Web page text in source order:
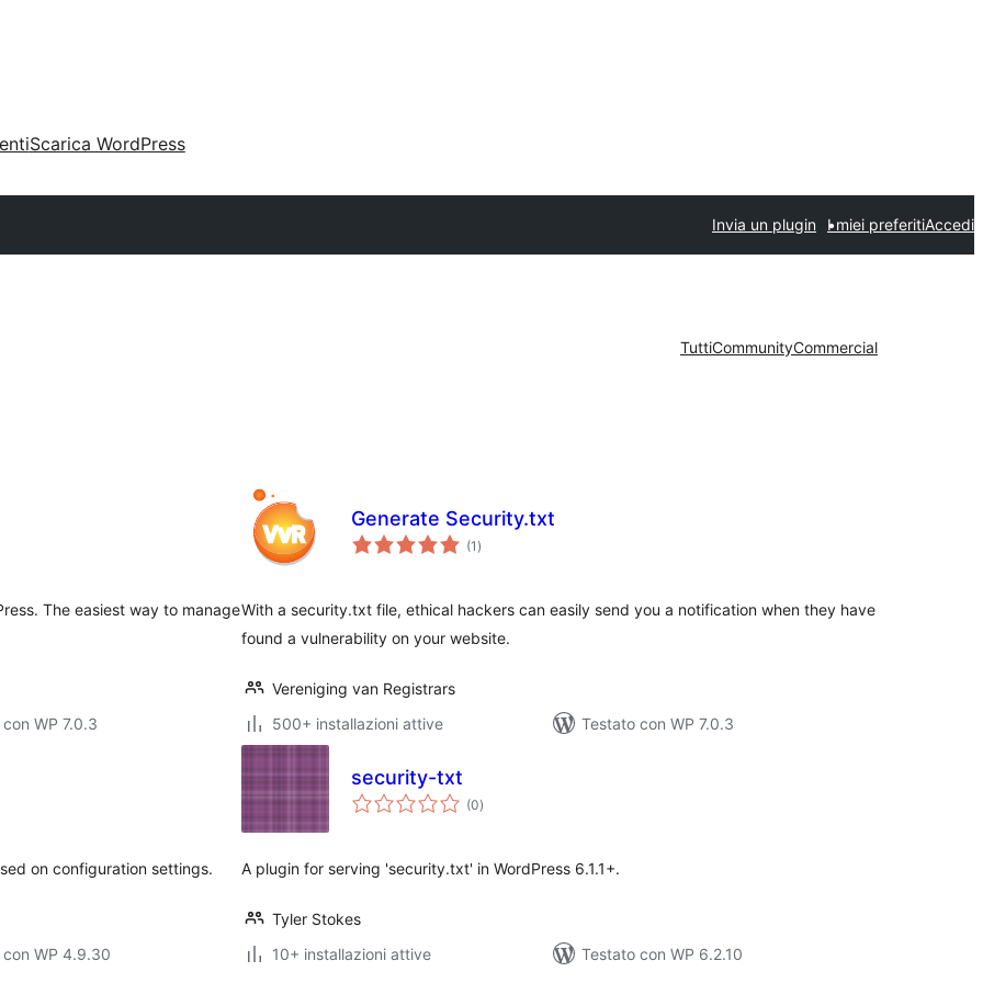
Scarica WordPress
Invia un plugin I miei preferitiAccedi
TuttiCommunityCommercial
The easiest way to manage
WP 7.0.3
Generate Security.txt
(1 valutazioni
totali
)
With a security.txt file, ethical hackers can easily send you a notification when they have
found a vulnerability on your website.
Vereniging van Registrars
500+ installazioni attive
Testato con WP 7.0.3
on configuration settings.
WP 4.9.30
security-txt
(0valutazioni
totali
)
A plugin for serving 'security.txt' in WordPress 6.1.1+.
Tyler Stokes
10+ installazioni attive
Testato con WP 6.2.10